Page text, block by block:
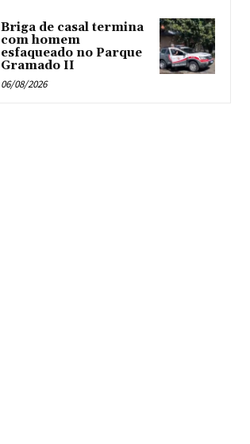
Briga de casal termina
com homem
esfaqueado no Parque
Gramado II
06/08/2026